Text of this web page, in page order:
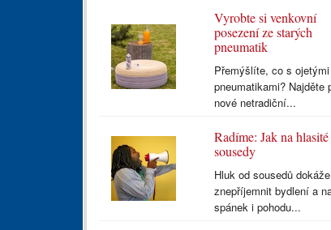
Vyrobte si venkovní
posezení ze starých
pneumatik
Přemýšlíte, co s ojetými
pneumatikami? Najděte
nové netradiční...
Radíme: Jak na hlasité
sousedy
Hluk od sousedů dokáže
znepříjemnit bydlení a
spánek i pohodu...